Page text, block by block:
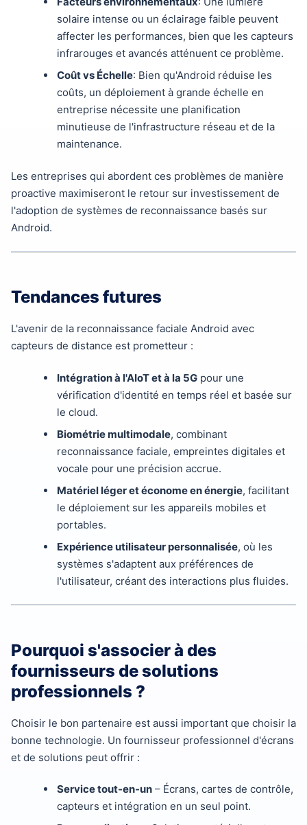
solaire intense ou un éclairage faible peuvent
affecter les performances, bien que les capteurs
infrarouges et avancés atténuent ce problème.
Coût vs Échelle: Bien qu'Android réduise les
coûts, un déploiement à grande échelle en
entreprise nécessite une planification
minutieuse de l'infrastructure réseau et de la
maintenance.
Les entreprises qui abordent ces problèmes de manière
proactive maximiseront le retour sur investissement de
l'adoption de systèmes de reconnaissance basés sur
Android.
Tendances futures
L'avenir de la reconnaissance faciale Android avec
capteurs de distance est prometteur :
Intégration à l'AIoT et à la 5G pour une
vérification d'identité en temps réel et basée sur
le cloud.
Biométrie multimodale, combinant
reconnaissance faciale, empreintes digitales et
vocale pour une précision accrue.
Matériel léger et économe en énergie, facilitant
le déploiement sur les appareils mobiles et
portables.
Expérience utilisateur personnalisée, où les
systèmes s'adaptent aux préférences de
l'utilisateur, créant des interactions plus fluides.
Pourquoi s'associer à des
fournisseurs de solutions
professionnels ?
Choisir le bon partenaire est aussi important que choisir la
bonne technologie. Un fournisseur professionnel d'écrans
et de solutions peut offrir :
Service tout-en-un – Écrans, cartes de contrôle,
capteurs et intégration en un seul point.